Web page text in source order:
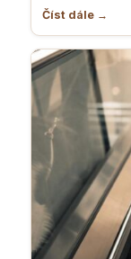
Číst dále →